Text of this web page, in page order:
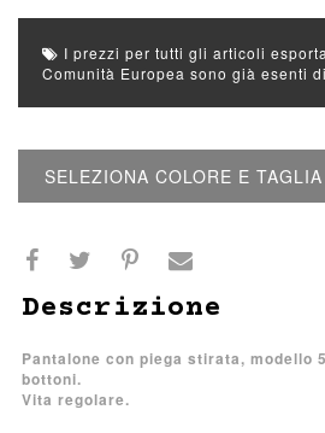
I prezzi per tutti gli articoli
Comunità Europea sono già esenti
SELEZIONA COLORE E TAGLIA
Descrizione
Pantalone con piega stirata, modello
bottoni.
Vita regolare.